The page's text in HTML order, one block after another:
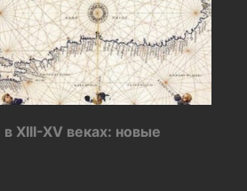
XIII-XV веках: новые